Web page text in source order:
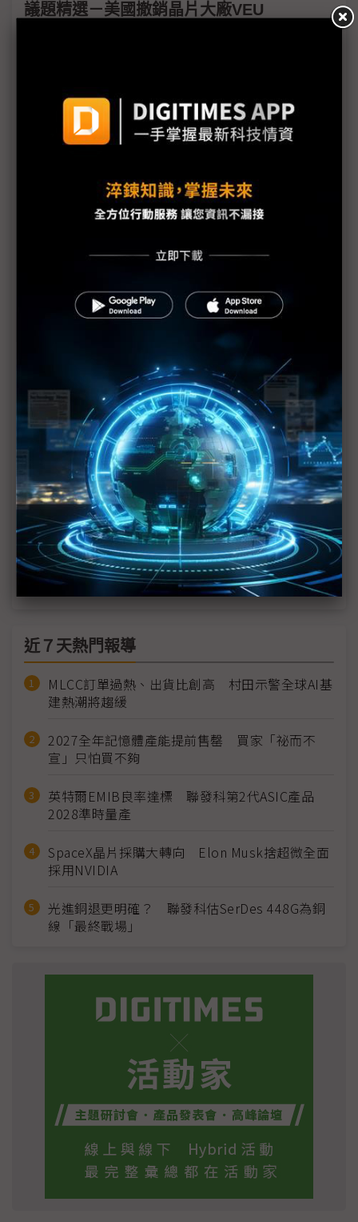
議題精選－美國撤銷晶片大廠VEU
幕後：台積松江廠歷史伏筆躲過美方法眼 韓廠在中
國反陷兩難
台積南京廠VEU遭撤銷 經濟部願意與美政府協商
川普升級對中制裁迫韓企二擇一 南韓記憶體該鮭魚
評析：美國撤銷韓廠中國豁免 120天談判倒數再掀
地緣角力
美國撤韓廠VEU豁免意在幫美光做球？ 中國本土廠
磨刀霍霍
美國撤銷三星、SK海力士VEU豁免 南韓設備業者繃
緊神經
川普再出重拳打擊中國晶片製造 準備撤銷英特爾、
三星、SK海力士關鍵技術輸中豁免
近７天熱門報導
MLCC訂單過熱、出貨比創高 村田示警全球AI基
建熱潮將趨緩
2027全年記憶體產能提前售罄 買家「祕而不
宣」只怕買不夠
英特爾EMIB良率達標 聯發科第2代ASIC產品
2028準時量產
SpaceX晶片採購大轉向 Elon Musk捨超微全面
採用NVIDIA
光進銅退更明確？ 聯發科估SerDes 448G為銅
線「最終戰場」